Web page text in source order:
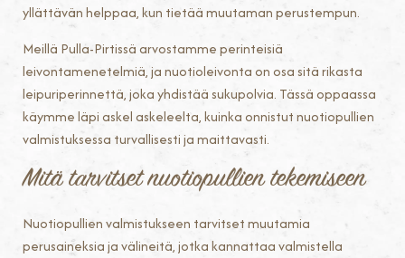
yllättävän helppaa, kun tietää muutaman perustempun.
Meillä Pulla-Pirtissä arvostamme perinteisiä
leivontamenetelmiä, ja nuotioleivonta on osa sitä rikasta
leipuriperinnettä, joka yhdistää sukupolvia. Tässä oppaassa
käymme läpi askel askeleelta, kuinka onnistut nuotiopullien
valmistuksessa turvallisesti ja maittavasti.
Mitä tarvitset nuotiopullien tekemiseen
Nuotiopullien valmistukseen tarvitset muutamia
perusaineksia ja välineitä, jotka kannattaa valmistella